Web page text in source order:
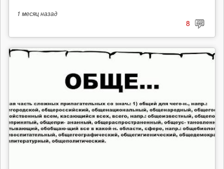
1 месяцназад
8